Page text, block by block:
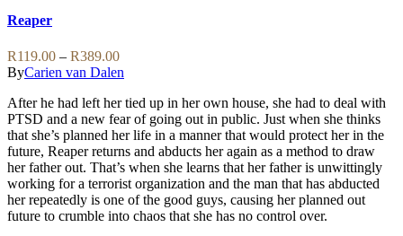
variants.
The
options
may
be
chosen
on
the
product
page
Reaper
R119.00 – R389.00Price
range:
through
R389.00
ByCarien van Dalen
After he had left her tied up in her own house, she had to deal with
PTSD and a new fear of going out in public. Just when she thinks
that she’s planned her life in a manner that would protect her in the
future, Reaper returns and abducts her again as a method to draw
her father out. That’s when she learns that her father is unwittingly
working for a terrorist organization and the man that has abducted
her repeatedly is one of the good guys, causing her planned out
future to crumble into chaos that she has no control over.